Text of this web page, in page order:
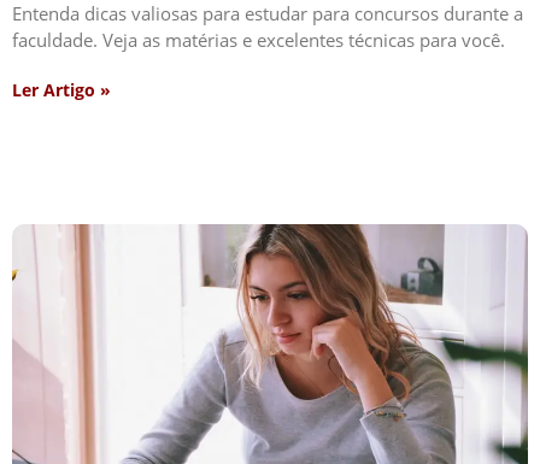
Entenda dicas valiosas para estudar para concursos durante a
faculdade. Veja as matérias e excelentes técnicas para você.
Ler Artigo »